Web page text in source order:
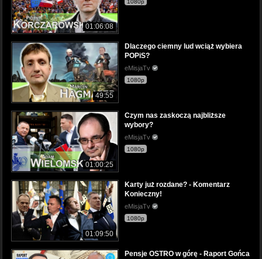
01:06:08
1080p
49:55
Dlaczego ciemny lud wciąż wybiera
POPiS?
eMisjaTv
1080p
01:00:25
Czym nas zaskoczą najbliższe
wybory?
eMisjaTv
1080p
01:09:50
Karty już rozdane? - Komentarz
Konieczny!
eMisjaTv
1080p
Pensje OSTRO w górę - Raport Gońca